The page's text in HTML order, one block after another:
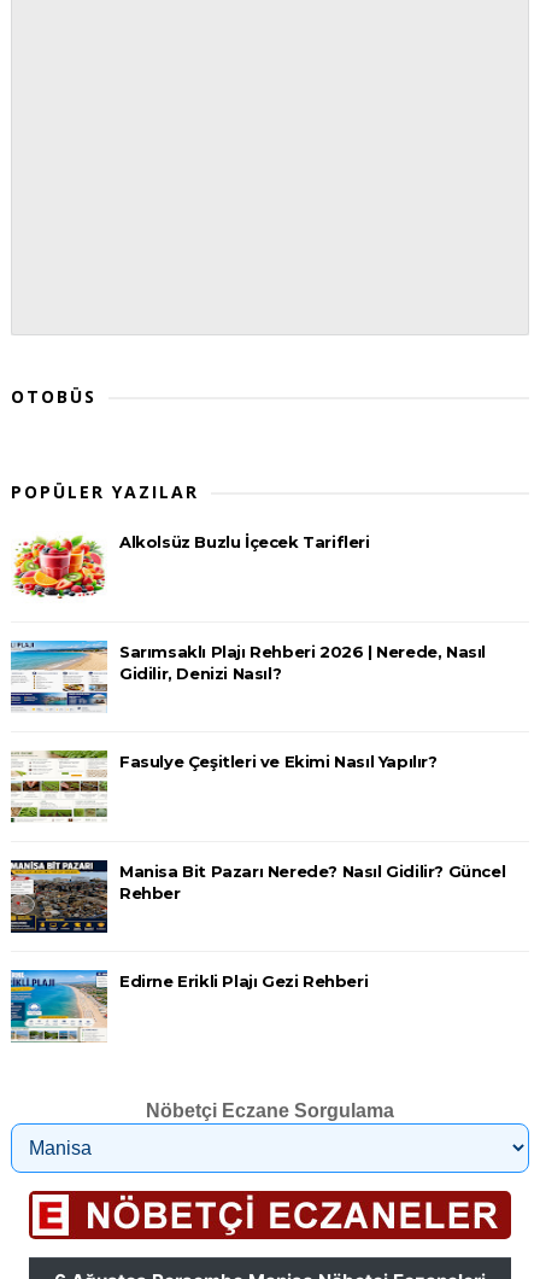
OTOBÜS
POPÜLER YAZILAR
Alkolsüz Buzlu İçecek Tarifleri
Sarımsaklı Plajı Rehberi 2026 | Nerede, Nasıl
Gidilir, Denizi Nasıl?
Fasulye Çeşitleri ve Ekimi Nasıl Yapılır?
Manisa Bit Pazarı Nerede? Nasıl Gidilir? Güncel
Rehber
Edirne Erikli Plajı Gezi Rehberi
Nöbetçi Eczane Sorgulama